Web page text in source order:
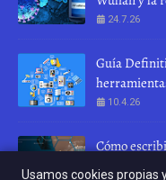
24.7.26
Guía
10.4.26
Cómo
para hablar
Usamos cookies propias